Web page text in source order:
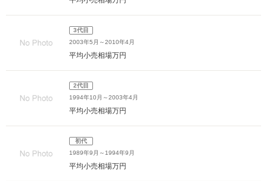
3代目
2003年5月～2010年4月
平均小売相場万円
2代目
1994年10月～2003年4月
平均小売相場万円
初代
1989年9月～1994年9月
平均小売相場万円